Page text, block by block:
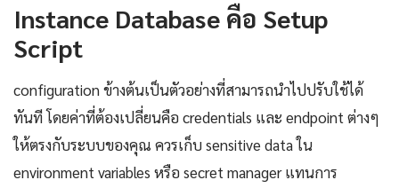
Instance Database คือ Setup
Script
configuration ข้างต้นเป็นตัวอย่างที่สามารถนำไปปรับใช้ได้
ทันที โดยค่าที่ต้องเปลี่ยนคือ credentials และ endpoint ต่างๆ
ให้ตรงกับระบบของคุณ ควรเก็บ sensitive data ใน
environment variables หรือ secret manager แทนการ